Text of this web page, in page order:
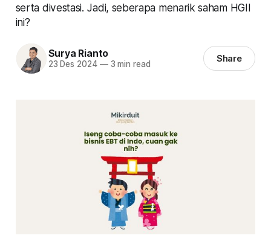
serta divestasi. Jadi, seberapa menarik saham HGII
ini?
Surya Rianto
23 Des 2024 —3 min read Share